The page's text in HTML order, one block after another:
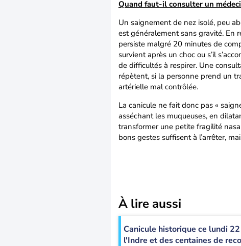
Quand faut-il consulter un
Un saignement de nez isolé, peu
est généralement sans gravité. En
persiste malgré 20 minutes de
survient après un choc ou s’il
de difficultés à respirer. Une
répètent, si la personne prend un
artérielle mal contrôlée.
La canicule ne fait donc pas «
asséchant les muqueuses, en
transformer une petite fragilité
bons gestes suffisent à l’arrêter,
À lire aussi
Canicule historique ce lundi
l'Indre et des centaines de